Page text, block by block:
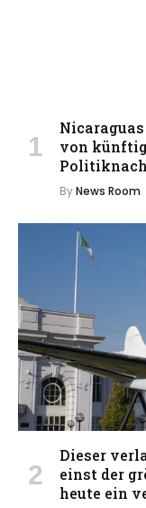
von
ByNews Room
Dieser
einst der
heute ein